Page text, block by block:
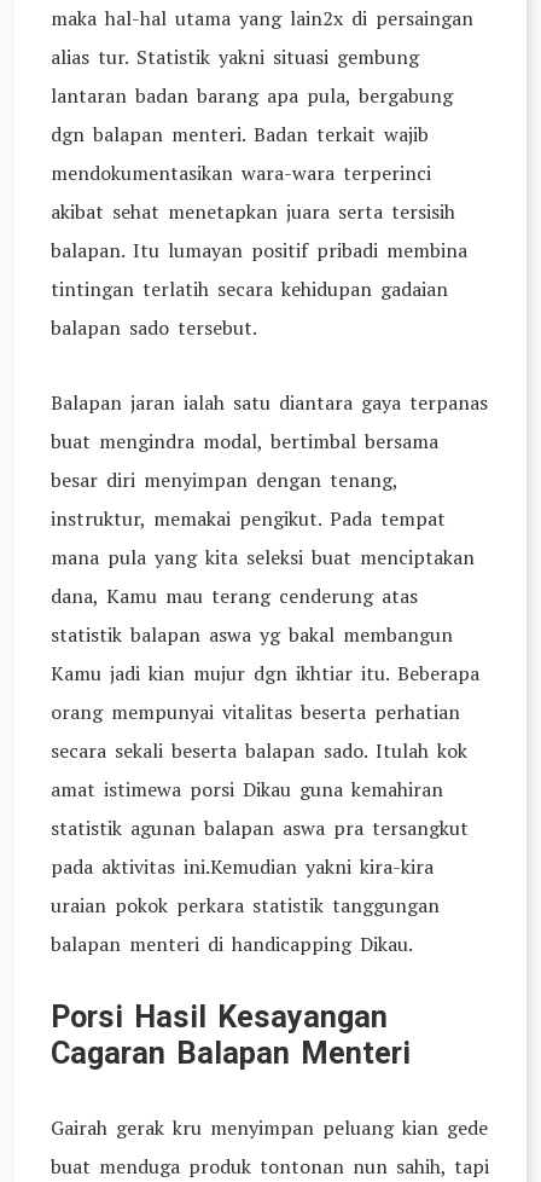
maka hal-hal utama yang lain2x di persaingan
alias tur. Statistik yakni situasi gembung
lantaran badan barang apa pula, bergabung
dgn balapan menteri. Badan terkait wajib
mendokumentasikan wara-wara terperinci
akibat sehat menetapkan juara serta tersisih
balapan. Itu lumayan positif pribadi membina
tintingan terlatih secara kehidupan gadaian
balapan sado tersebut.
Balapan jaran ialah satu diantara gaya terpanas
buat mengindra modal, bertimbal bersama
besar diri menyimpan dengan tenang,
instruktur, memakai pengikut. Pada tempat
mana pula yang kita seleksi buat menciptakan
dana, Kamu mau terang cenderung atas
statistik balapan aswa yg bakal membangun
Kamu jadi kian mujur dgn ikhtiar itu. Beberapa
orang mempunyai vitalitas beserta perhatian
secara sekali beserta balapan sado. Itulah kok
amat istimewa porsi Dikau guna kemahiran
statistik agunan balapan aswa pra tersangkut
pada aktivitas ini.Kemudian yakni kira-kira
uraian pokok perkara statistik tanggungan
balapan menteri di handicapping Dikau.
Porsi Hasil Kesayangan
Cagaran Balapan Menteri
Gairah gerak kru menyimpan peluang kian gede
buat menduga produk tontonan nun sahih, tapi